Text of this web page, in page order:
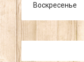
Воскресенье